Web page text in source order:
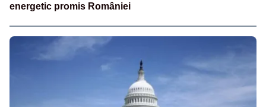
energetic promis României